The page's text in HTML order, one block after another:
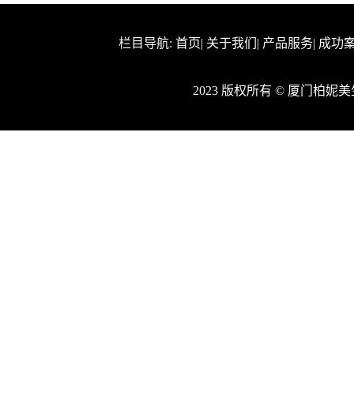
栏目导航: 首页| 关于我们 | 产品服务| 成功
2023 版权所有 © 厦门柏妮